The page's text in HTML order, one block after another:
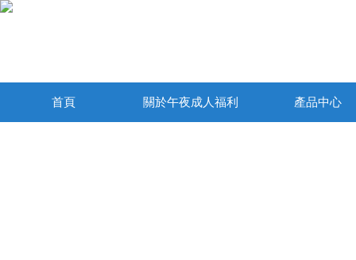
首頁 關於午夜成人福利 產品中心